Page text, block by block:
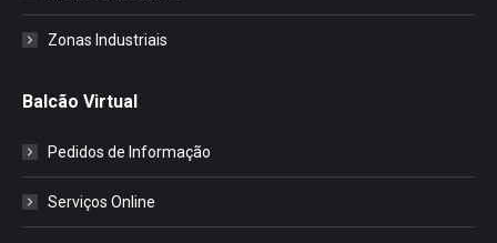
Zonas Industriais
Balcão Virtual
Pedidos de Informação
Serviços Online